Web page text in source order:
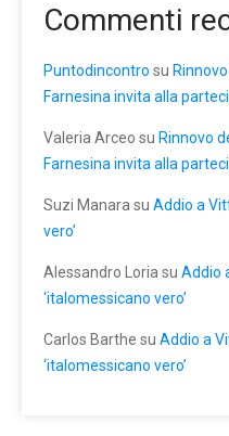
Commenti
Puntodincontro su
Farnesina invita alla
Valeria Arceo su Rinnovo
Farnesina invita alla
Suzi Manara su Addio a
vero’
Alessandro Loria su Addio
‘italomessicano vero’
Carlos Barthe su Addio a
‘italomessicano vero’